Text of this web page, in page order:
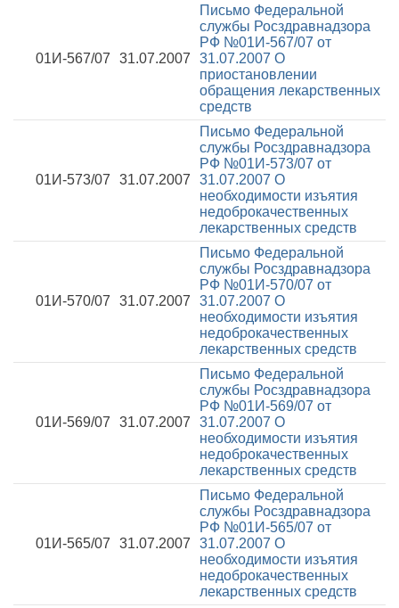
01И-567/07 31.07.2007
Письмо Федеральной
службы Росздравнадзора
РФ №01И-567/07 от
31.07.2007 О
приостановлении
обращения лекарственных
средств
01И-573/07 31.07.2007
Письмо Федеральной
службы Росздравнадзора
РФ №01И-573/07 от
31.07.2007 О
необходимости изъятия
недоброкачественных
лекарственных средств
01И-570/07 31.07.2007
Письмо Федеральной
службы Росздравнадзора
РФ №01И-570/07 от
31.07.2007 О
необходимости изъятия
недоброкачественных
лекарственных средств
01И-569/07 31.07.2007
Письмо Федеральной
службы Росздравнадзора
РФ №01И-569/07 от
31.07.2007 О
необходимости изъятия
недоброкачественных
лекарственных средств
01И-565/07 31.07.2007
Письмо Федеральной
службы Росздравнадзора
РФ №01И-565/07 от
31.07.2007 О
необходимости изъятия
недоброкачественных
лекарственных средств